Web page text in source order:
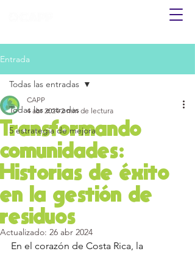
Entrada
Todas las entradas
5 estrategia de mejora
Todas las entradas
Transformando
comunidades:
Historias de éxito
en la gestión de
residuos
CAPP
4 abr 2024 2 min de lectura
Actualizado: 26 abr 2024
En el corazón de Costa Rica, la